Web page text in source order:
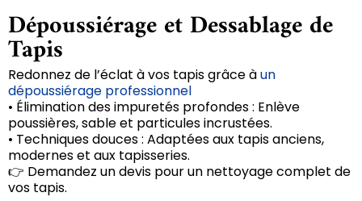
Dépoussiérage et Dessablage de
Tapis
Redonnez de l’éclat à vos tapis grâce àun
dépoussiérage professionnel
• Élimination des impuretés profondes : Enlève
poussières, sable et particules incrustées.
• Techniques douces : Adaptées aux tapis anciens,
modernes et aux tapisseries.
👉 Demandez un devis pour un nettoyage complet de
vos tapis.